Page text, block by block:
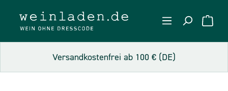
Zum Hauptinhalt springen
Versandkostenfrei ab 100 € (DE)